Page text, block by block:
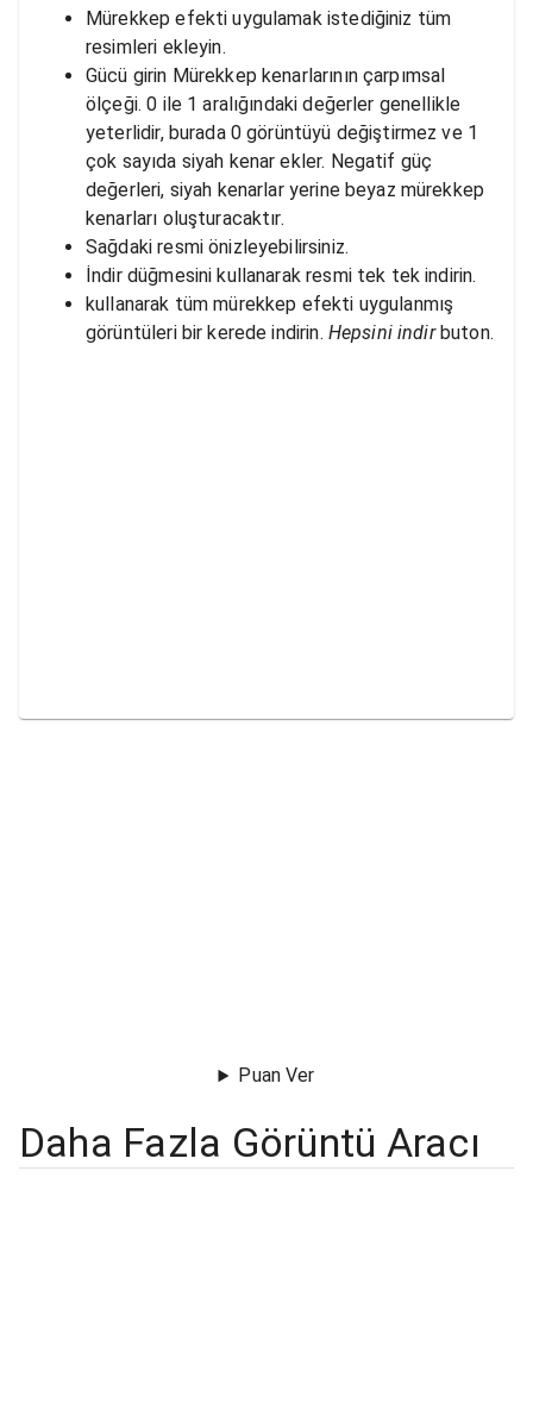
Mürekkep efekti uygulamak istediğiniz tüm
resimleri ekleyin.
Gücü girin Mürekkep kenarlarının çarpımsal
ölçeği. 0 ile 1 aralığındaki değerler genellikle
yeterlidir, burada 0 görüntüyü değiştirmez ve 1
çok sayıda siyah kenar ekler. Negatif güç
değerleri, siyah kenarlar yerine beyaz mürekkep
kenarları oluşturacaktır.
Sağdaki resmi önizleyebilirsiniz.
İndir düğmesini kullanarak resmi tek tek indirin.
kullanarak tüm mürekkep efekti uygulanmış
görüntüleri bir kerede indirin. Hepsini indirbuton.
Puan Ver
Daha Fazla Görüntü Aracı